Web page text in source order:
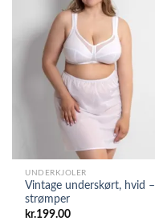
UNDERKJOLER
Vintage underskørt, hvid –
strømper
kr.199.00